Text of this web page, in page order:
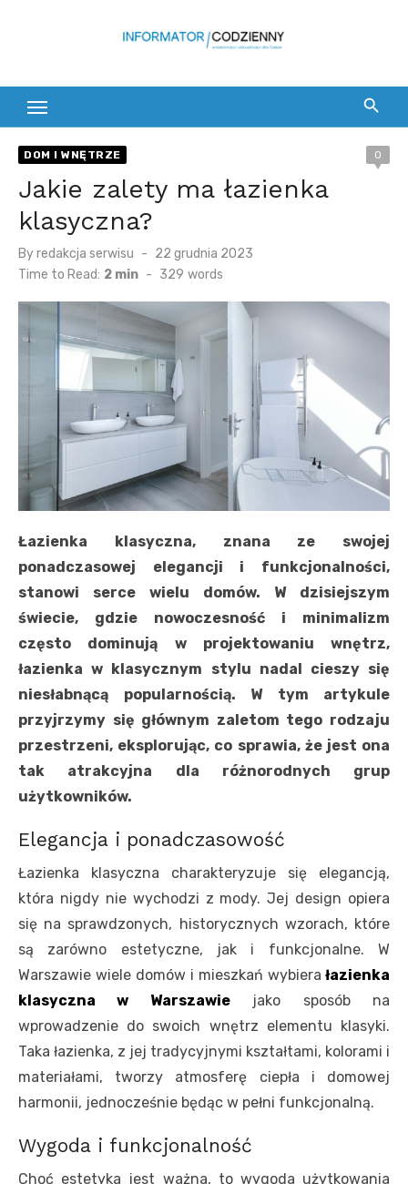
DOM I WNĘTRZE 0
Jakie zalety ma łazienka
klasyczna?
Byredakcja serwisu
Posted
on
22 grudnia 2023
Time to Read: 2 min - 329 words
Łazienka klasyczna, znana ze swojej
ponadczasowej elegancji i funkcjonalności,
stanowi serce wielu domów. W dzisiejszym
świecie, gdzie nowoczesność i minimalizm
często dominują w projektowaniu wnętrz,
łazienka w klasycznym stylu nadal cieszy się
niesłabnącą popularnością. W tym artykule
przyjrzymy się głównym zaletom tego rodzaju
przestrzeni, eksplorując, co sprawia, że jest ona
tak atrakcyjna dla różnorodnych grup
użytkowników.
Elegancja i ponadczasowość
Łazienka klasyczna charakteryzuje się elegancją,
która nigdy nie wychodzi z mody. Jej design opiera
się na sprawdzonych, historycznych wzorach, które
są zarówno estetyczne, jak i funkcjonalne. W
Warszawie wiele domów i mieszkań wybiera łazienka
klasyczna w Warszawiejako sposób na
wprowadzenie do swoich wnętrz elementu klasyki.
Taka łazienka, z jej tradycyjnymi kształtami, kolorami i
materiałami, tworzy atmosferę ciepła i domowej
harmonii, jednocześnie będąc w pełni funkcjonalną.
Wygoda i funkcjonalność
Choć estetyka jest ważna, to wygoda użytkowania